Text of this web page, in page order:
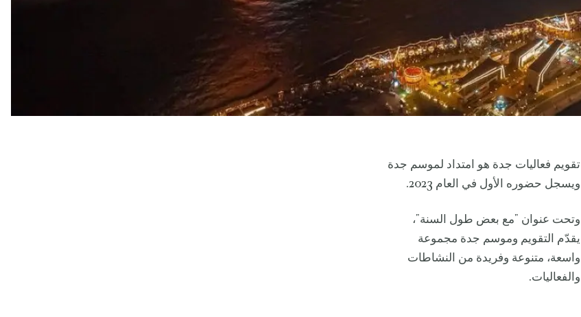
تقويم فعاليات جدة هو امتداد لموسم جدة
ويسجل حضوره الأول في العام 2023.
وتحت عنوان "مع بعض طول السنة"،
يقدّم التقويم وموسم جدة مجموعة
واسعة، متنوعة وفريدة من النشاطات
والفعاليات.